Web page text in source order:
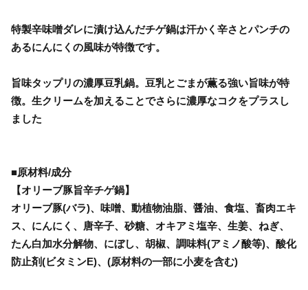
特製辛味噌ダレに漬け込んだチゲ鍋は汗かく辛さとパンチの
あるにんにくの風味が特徴です。
旨味タップリの濃厚豆乳鍋。豆乳とごまが薫る強い旨味が特
徴。生クリームを加えることでさらに濃厚なコクをプラスし
ました
■原材料/成分
【オリーブ豚旨辛チゲ鍋】
オリーブ豚(バラ)、味噌、動植物油脂、醤油、食塩、畜肉エキ
ス、にんにく、唐辛子、砂糖、オキアミ塩辛、生姜、ねぎ、
たん白加水分解物、にぼし、胡椒、調味料(アミノ酸等)、酸化
防止剤(ビタミンE)、(原材料の一部に小麦を含む)